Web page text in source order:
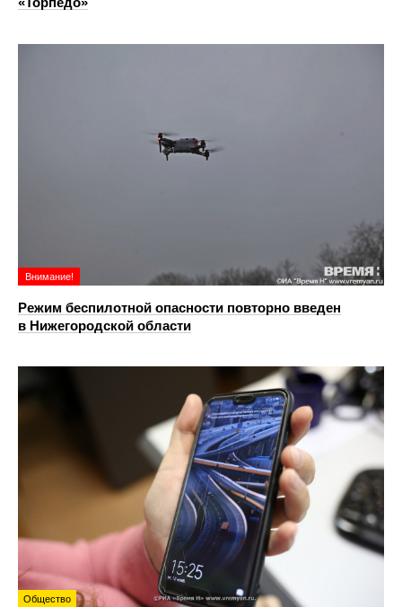
Внимание!
Режим беспилотной опасности повторно введен
в Нижегородской области
Общество